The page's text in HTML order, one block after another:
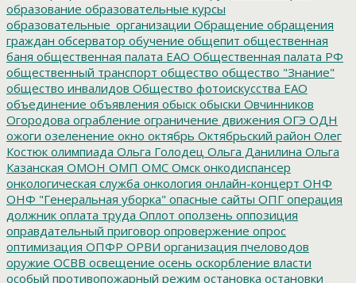
образование образовательные курсы
образовательные_организации Обращение обращения
граждан обсерватор обучение общепит общественная
баня общественная палата ЕАО Общественная палата РФ
общественный транспорт общество общество "Знание"
общество инвалидов Общество фотоискусства ЕАО
объединение объявления обыск обыски Овчинников
Огородова ограбление ограничение движения ОГЭ ОДН
ожоги озеленение окно октябрь Октябрьский район Олег
Костюк олимпиада Ольга Голодец Ольга Данилина Ольга
Казанская ОМОН ОМП ОМС Омск онкодиспансер
онкологическая служба онкология онлайн-концерт ОНФ
ОНФ "Генеральная уборка" опасные сайты ОПГ операция
должник оплата труда Оплот оползень оппозиция
оправдательный приговор опровержение опрос
оптимизация ОПФР ОРВИ организация пчеловодов
оружие ОСВВ освещение осень оскорбление власти
особый противопожарный режим остановка остановки